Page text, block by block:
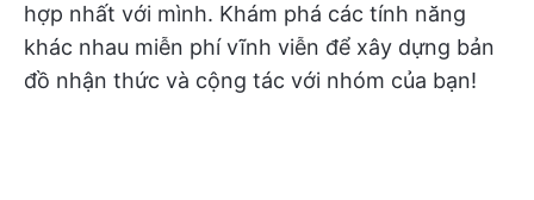
hợp nhất với mình. Khám phá các tính năng
khác nhau miễn phí vĩnh viễn để xây dựng bản
đồ nhận thức và cộng tác với nhóm của bạn!